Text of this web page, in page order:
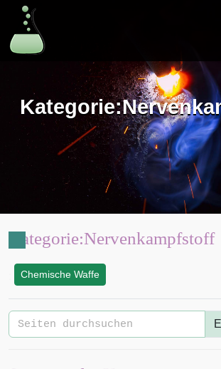
Kategorie:
Kategorie:Nervenkampfstoff
Chemische Waffe